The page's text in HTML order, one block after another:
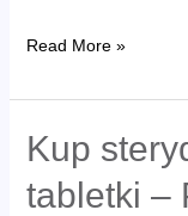
Somatropin:
zu
nehmen
Read More »
Kup
tabletki –